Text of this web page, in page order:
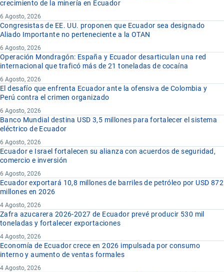
crecimiento de la minería en Ecuador
6 Agosto, 2026
Congresistas de EE. UU. proponen que Ecuador sea designado
Aliado Importante no perteneciente a la OTAN
6 Agosto, 2026
Operación Mondragón: España y Ecuador desarticulan una red
internacional que traficó más de 21 toneladas de cocaína
6 Agosto, 2026
El desafío que enfrenta Ecuador ante la ofensiva de Colombia y
Perú contra el crimen organizado
6 Agosto, 2026
Banco Mundial destina USD 3,5 millones para fortalecer el sistema
eléctrico de Ecuador
6 Agosto, 2026
Ecuador e Israel fortalecen su alianza con acuerdos de seguridad,
comercio e inversión
6 Agosto, 2026
Ecuador exportará 10,8 millones de barriles de petróleo por USD 872
millones en 2026
4 Agosto, 2026
Zafra azucarera 2026-2027 de Ecuador prevé producir 530 mil
toneladas y fortalecer exportaciones
4 Agosto, 2026
Economía de Ecuador crece en 2026 impulsada por consumo
interno y aumento de ventas formales
4 Agosto, 2026